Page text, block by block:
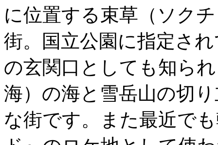
に位置する束草（ソク
街。国立公園に指定さ
の玄関口としても知ら
海）の海と雪岳山の切
な街です。また最近で